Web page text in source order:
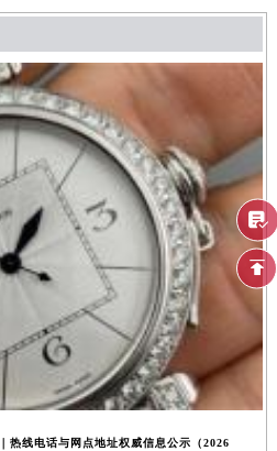
热线电话与网点地址权威信息公示（2026